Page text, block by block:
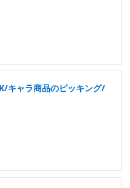
キャラ商品のピッキング/